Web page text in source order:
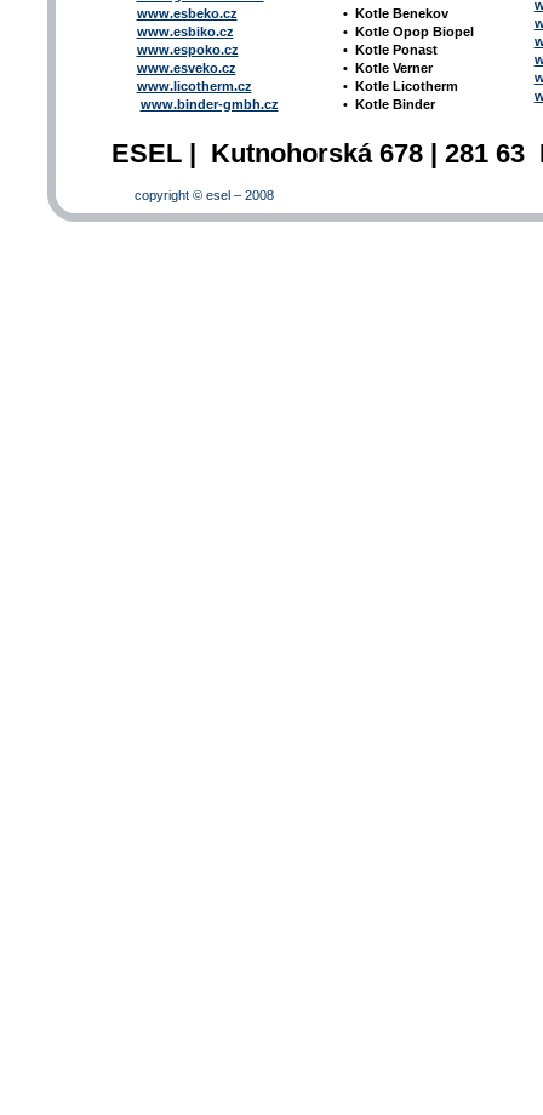
www.esbeko.cz
www.esbiko.cz
www.espoko.cz
www.esveko.cz
www.licotherm.cz
www.binder-gmbh.cz
• Kotle Benekov
• Kotle Opop Biopel
• Kotle Ponast
• Kotle Verner
• Kotle Licotherm
• Kotle Binder
ESEL | Kutnohorská 678 | 281
copyright © esel – 2008